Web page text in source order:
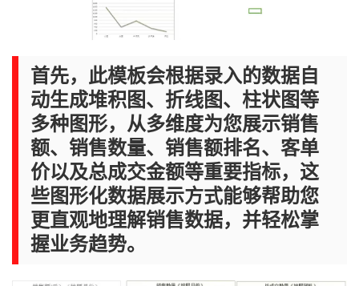
首先，此模板会根据录入的数据自
动生成堆积图、折线图、柱状图等
多种图形，从多维度为您展示销售
额、销售数量、销售额排名、客单
价以及总成交金额等重要指标，这
些图形化数据展示方式能够帮助您
更直观地理解销售数据，并轻松掌
握业务趋势。